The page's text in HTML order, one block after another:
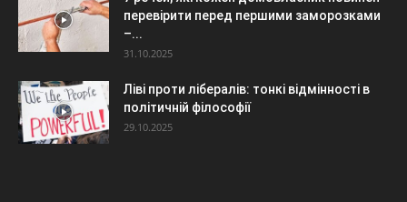
перевірити перед першими заморозками
–...
31.10.2025
Ліві проти лібералів: тонкі відмінності в
політичній філософії
29.10.2025